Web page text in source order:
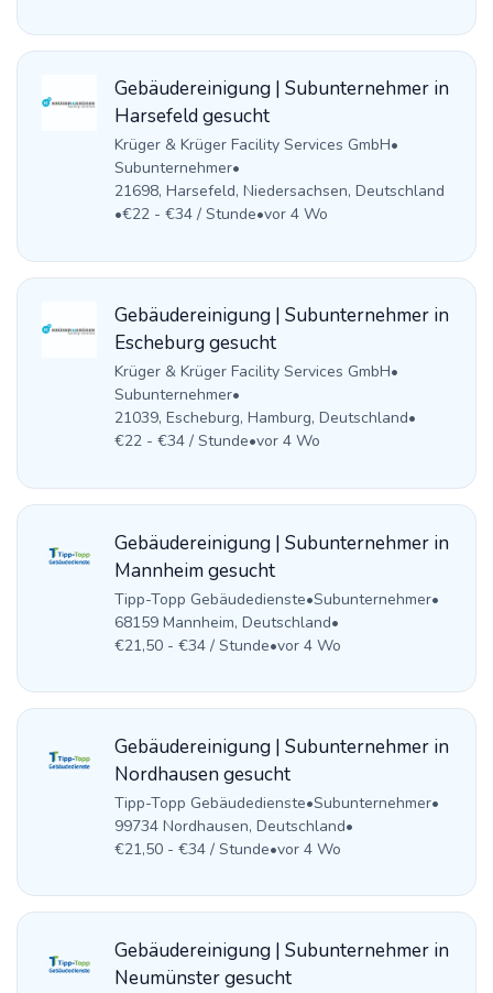
Gebäudereinigung | Subunternehmer in
Harsefeld gesucht
Krüger & Krüger Facility Services GmbH•
Subunternehmer•
21698, Harsefeld, Niedersachsen, Deutschland
•€22 - €34 / Stunde•vor 4 Wo
Gebäudereinigung | Subunternehmer in
Escheburg gesucht
Krüger & Krüger Facility Services GmbH•
Subunternehmer•
21039, Escheburg, Hamburg, Deutschland•
€22 - €34 / Stunde•vor 4 Wo
Gebäudereinigung | Subunternehmer in
Mannheim gesucht
Tipp-Topp Gebäudedienste•Subunternehmer•
68159 Mannheim, Deutschland•
€21,50 - €34 / Stunde•vor 4 Wo
Gebäudereinigung | Subunternehmer in
Nordhausen gesucht
Tipp-Topp Gebäudedienste•Subunternehmer•
99734 Nordhausen, Deutschland•
€21,50 - €34 / Stunde•vor 4 Wo
Gebäudereinigung | Subunternehmer in
Neumünster gesucht